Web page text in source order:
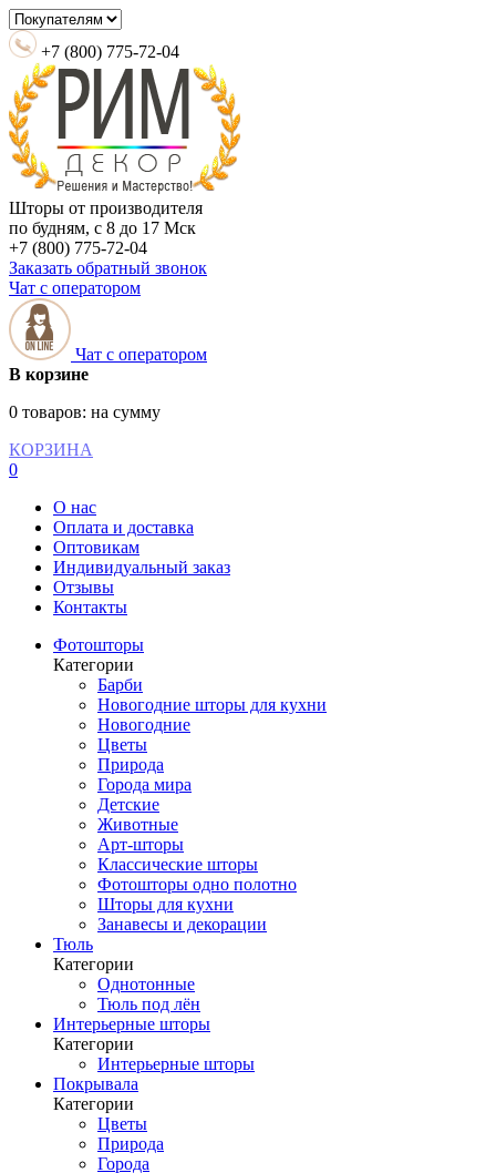
+7 (800) 775-72-04
Шторы от производителя
по будням, с 8 до 17 Мск
+7 (800) 775-72-04
Заказать обратный звонок
Чат с оператором
Чат с оператором
В корзине
0 товаров: на сумму
КОРЗИНА
0
О нас
Оплата и доставка
Оптовикам
Индивидуальный заказ
Отзывы
Контакты
Фотошторы
Категории
Барби
Новогодние шторы для кухни
Новогодние
Цветы
Природа
Города мира
Детские
Животные
Арт-шторы
Классические шторы
Фотошторы одно полотно
Шторы для кухни
Занавесы и декорации
Тюль
Категории
Однотонные
Тюль под лён
Интерьерные шторы
Категории
Интерьерные шторы
Покрывала
Категории
Цветы
Природа
Города